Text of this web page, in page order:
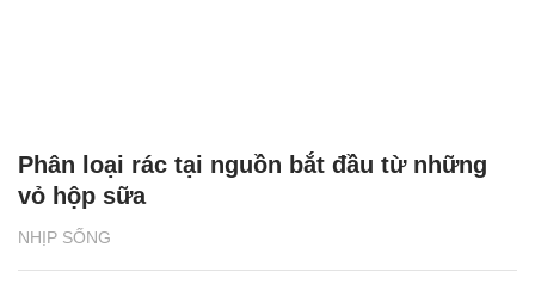
NHỊP SỐNG
Phân loại rác tại nguồn bắt đầu từ những
vỏ hộp sữa